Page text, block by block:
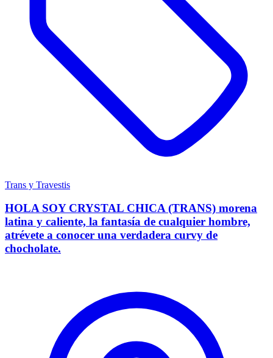
Trans y Travestis
HOLA SOY CRYSTAL CHICA (TRANS) morena
latina y caliente, la fantasía de cualquier hombre,
atrévete a conocer una verdadera curvy de
chocholate.